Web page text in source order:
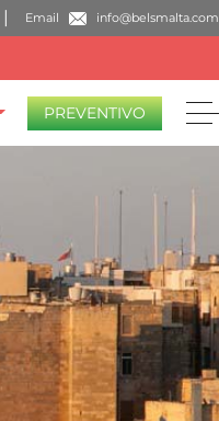
Email info@belsmalta.com
PREVENTIVO